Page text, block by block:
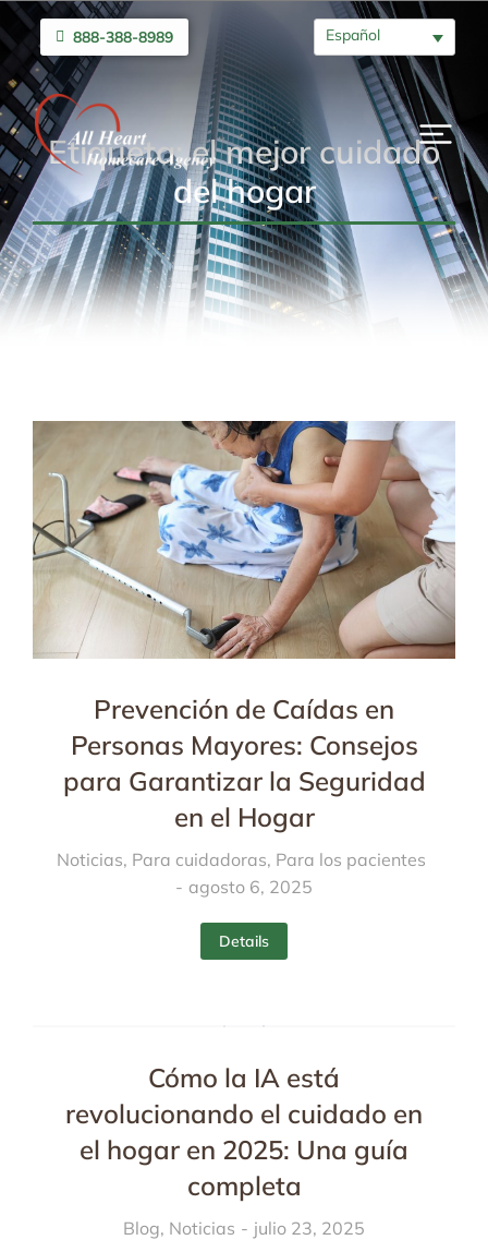
888-388-8989 Español
Etiqueta: el mejor cuidado
del hogar
Prevención de Caídas en
Personas Mayores: Consejos
para Garantizar la Seguridad
en el Hogar
Noticias, Para cuidadoras, Para los pacientes
agosto 6, 2025
Details
Cómo la IA está
revolucionando el cuidado en
el hogar en 2025: Una guía
completa
Blog, Noticias julio 23, 2025